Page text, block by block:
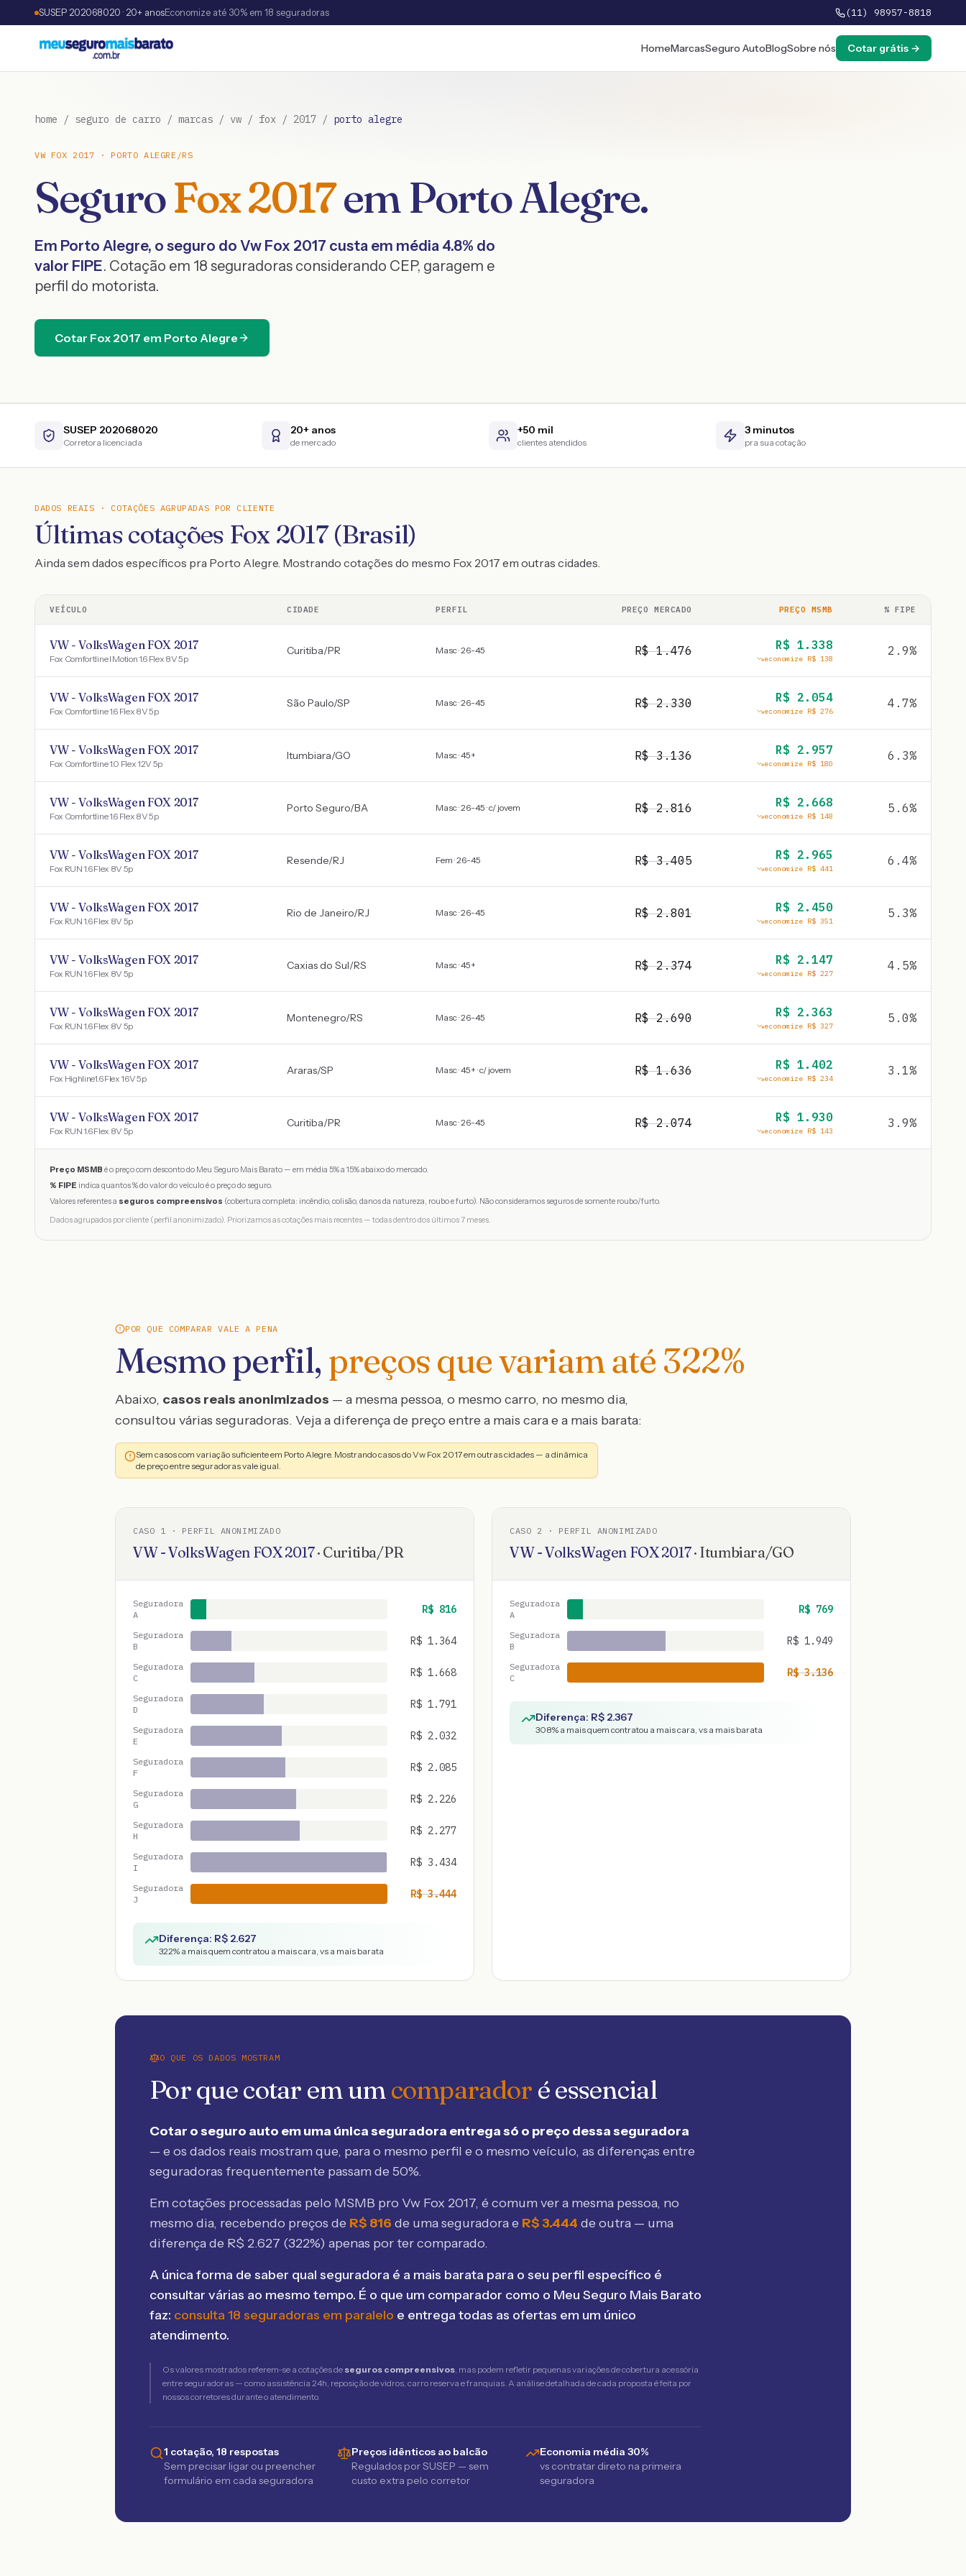
SUSEP 202068020 · 20+ anosEconomize até 30% em 18 seguradoras (11) 98957-8818
HomeMarcasSeguro AutoBlogSobre nós Cotar grátis →
home / seguro de carro / marcas / vw / fox / 2017 / porto alegre
VW FOX 2017 ·PORTO ALEGRE /RS
SeguroFox2017emPorto Alegre.
Em Porto Alegre, o seguro do Vw Fox 2017 custa em média 4.8% do
valor FIPE. Cotação em 18 seguradoras considerando CEP, garagem e
perfil do motorista.
Cotar Fox 2017 em Porto Alegre
SUSEP 202068020
Corretora licenciada
20+ anos
de mercado
+50 mil
clientes atendidos
3 minutos
pra sua cotação
DADOS REAIS · COTAÇÕES AGRUPADAS POR CLIENTE
Últimas cotações Fox 2017 (Brasil)
Ainda sem dados específicos pra Porto Alegre. Mostrando cotações do mesmo Fox 2017 em outras cidades.
VEÍCULO CIDADE PERFIL PREÇO MERCADO PREÇO MSMB % FIPE
VW - VolksWagen FOX 2017
Fox Comfortline I Motion 1.6 Flex 8V 5p
Curitiba/PR Masc · 26-45 R$1.476 R$ 1.338
economize R$ 138
2.9%
VW - VolksWagen FOX 2017
Fox Comfortline 1.6 Flex 8V 5p
São Paulo/SP Masc · 26-45 R$2.330 R$ 2.054
economize R$ 276
4.7%
VW - VolksWagen FOX 2017
Fox Comfortline 1.0 Flex 12V 5p
Itumbiara/GO Masc · 45+ R$3.136 R$ 2.957
economize R$ 180
6.3%
VW - VolksWagen FOX 2017
Fox Comfortline 1.6 Flex 8V 5p
Porto Seguro/BA Masc · 26-45 · c/ jovem R$2.816 R$ 2.668
economize R$ 148
5.6%
VW - VolksWagen FOX 2017
Fox RUN 1.6 Flex 8V 5p
Resende/RJ Fem · 26-45 R$3.405 R$ 2.965
economize R$ 441
6.4%
VW - VolksWagen FOX 2017
Fox RUN 1.6 Flex 8V 5p
Rio de Janeiro/RJ Masc · 26-45 R$2.801 R$ 2.450
economize R$ 351
5.3%
VW - VolksWagen FOX 2017
Fox RUN 1.6 Flex 8V 5p
Caxias do Sul/RS Masc · 45+ R$2.374 R$ 2.147
economize R$ 227
4.5%
VW - VolksWagen FOX 2017
Fox RUN 1.6 Flex 8V 5p
Montenegro/RS Masc · 26-45 R$2.690 R$ 2.363
economize R$ 327
5.0%
VW - VolksWagen FOX 2017
Fox Highline1.6 Flex 16V 5p
Araras/SP Masc · 45+ · c/ jovem R$1.636 R$ 1.402
economize R$ 234
3.1%
VW - VolksWagen FOX 2017
Fox RUN 1.6 Flex 8V 5p
Curitiba/PR Masc · 26-45 R$2.074 R$ 1.930
economize R$ 143
3.9%
Preço MSMB é o preço com desconto do Meu Seguro Mais Barato — em média 5% a 15% abaixo do mercado.
% FIPE indica quantos % do valor do veículo é o preço do seguro.
Valores referentes a seguros compreensivos (cobertura completa: incêndio, colisão, danos da natureza, roubo e furto). Não consideramos seguros de somente roubo/furto.
Dados agrupados por cliente (perfil anonimizado). Priorizamos as cotações mais recentes — todas dentro dos últimos 7 meses.
POR QUE COMPARAR VALE A PENA
Mesmo perfil, preços que variam até 322%
Abaixo, casos reais anonimizados — a mesma pessoa, o mesmo carro, no mesmo dia,
consultou várias seguradoras. Veja a diferença de preço entre a mais cara e a mais barata:
Sem casos com variação suficiente em Porto Alegre. Mostrando casos do Vw Fox 2017 em outras cidades — a dinâmica
de preço entre seguradoras vale igual.
CASO 1 · PERFIL ANONIMIZADO
VW - VolksWagen FOX2017· Curitiba/PR
Seguradora
A
R$ 816
Seguradora
B
R$ 1.364
Seguradora
C
R$ 1.668
Seguradora
D
R$ 1.791
Seguradora
E
R$ 2.032
Seguradora
F
R$ 2.085
Seguradora
G
R$ 2.226
Seguradora
H
R$ 2.277
Seguradora
I
R$ 3.434
Seguradora
J
R$3.444
Diferença: R$ 2.627
322% a mais quem contratou a mais cara, vs a mais barata
CASO 2 · PERFIL ANONIMIZADO
VW - VolksWagen FOX2017· Itumbiara/GO
Seguradora
A
R$ 769
Seguradora
B
R$ 1.949
Seguradora
C
R$3.136
Diferença: R$ 2.367
308% a mais quem contratou a mais cara, vs a mais barata
O QUE OS DADOS MOSTRAM
Por que cotar em umcomparador é essencial
Cotar o seguro auto em uma única seguradora entrega só o preço dessa seguradora
— e os dados reais mostram que, para o mesmo perfil e o mesmo veículo, as diferenças entre
seguradoras frequentemente passam de 50%.
Em cotações processadas pelo MSMB pro Vw Fox 2017, é comum ver a mesma pessoa, no
mesmo dia, recebendo preços de R$ 816 de uma seguradora e R$3.444 de outra — uma
diferença de R$ 2.627 (322%) apenas por ter comparado.
A única forma de saber qual seguradora é a mais barata para o seu perfil específico é
consultar várias ao mesmo tempo. É o que um comparador como o Meu Seguro Mais Barato
faz: consulta 18 seguradoras em paralelo e entrega todas as ofertas em um único
atendimento.
Os valores mostrados referem-se a cotações de seguros compreensivos, mas podem refletir pequenas variações de cobertura acessória
entre seguradoras — como assistência 24h, reposição de vidros, carro reserva e franquias. A análise detalhada de cada proposta é feita por
nossos corretores durante o atendimento.
1 cotação, 18 respostas
Sem precisar ligar ou preencher
formulário em cada seguradora
Preços idênticos ao balcão
Regulados por SUSEP — sem
custo extra pelo corretor
Economia média 30%
vs contratar direto na primeira
seguradora